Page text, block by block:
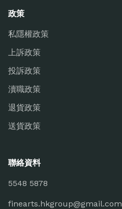
政策
私隱權政策
上訴政策
投訴政策
瀆職政策
退貨政策
送貨政策
聯絡資料
5548 5878
finearts.hkgroup@gmail.com